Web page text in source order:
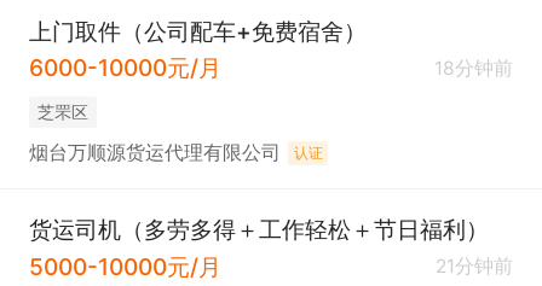
上门取件（公司配车+免费宿舍）
6000-10000元/月
18分钟前
芝罘区
烟台万顺源货运代理有限公司 认证
货运司机（多劳多得＋工作轻松＋节日福利）
5000-10000元/月
21分钟前